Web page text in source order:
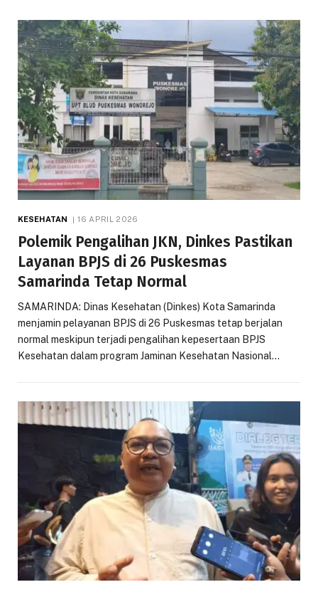
KESEHATAN 16 APRIL 2026
Polemik Pengalihan JKN, Dinkes Pastikan
Layanan BPJS di 26 Puskesmas
Samarinda Tetap Normal
SAMARINDA: Dinas Kesehatan (Dinkes) Kota Samarinda
menjamin pelayanan BPJS di 26 Puskesmas tetap berjalan
normal meskipun terjadi pengalihan kepesertaan BPJS
Kesehatan dalam program Jaminan Kesehatan Nasional…